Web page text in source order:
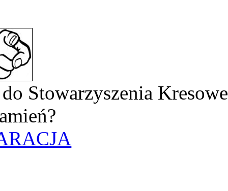
Stowarzyszenia